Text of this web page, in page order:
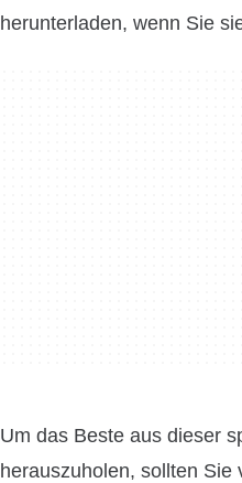
herunterladen, wenn Sie
Um das Beste aus dieser
herauszuholen, sollten